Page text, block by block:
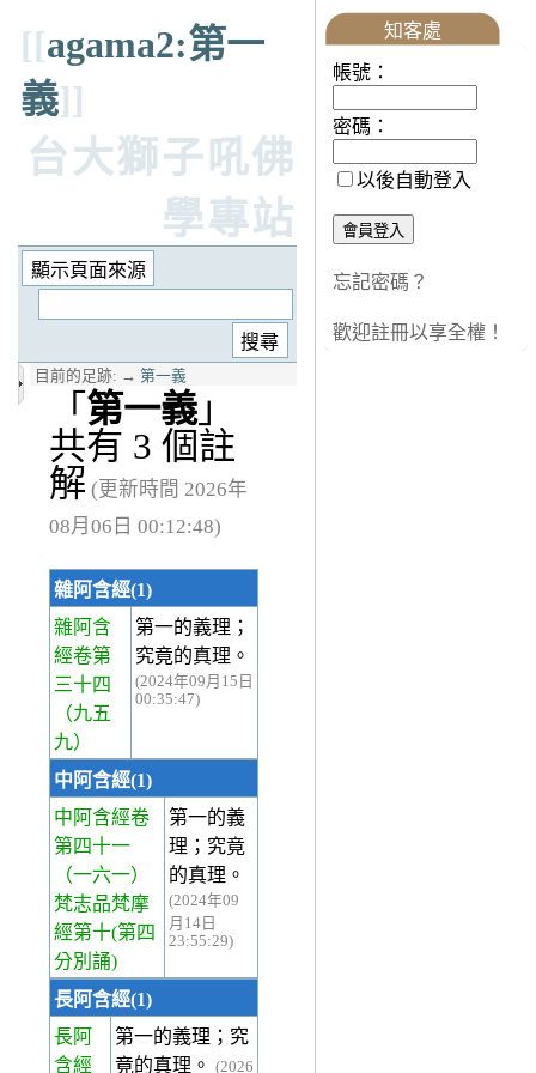
[[agama2:第一
義]]
台大獅子吼佛
學專站
目前的足跡: → 第一義
「 第一義」
共有 3 個註
解 (更新時間 2026年
08月06日 00:12:48)
雜阿含經(1)
雜阿含
經卷第
三十四
（九五
九）
第一的義理；
究竟的真理。
(2024年09月15日
00:35:47)
中阿含經(1)
中阿含經卷
第四十一
（一六一）
梵志品梵摩
經第十(第四
分別誦)
第一的義
理；究竟
的真理。
(2024年09
月14日
23:55:29)
長阿含經(1)
長阿
含經
第一的義理；究
竟的真理。
(2026
知客處
帳號：
密碼：
以後自動登入
忘記密碼？
歡迎註冊以享全權！